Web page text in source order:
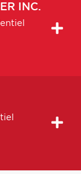
INC.